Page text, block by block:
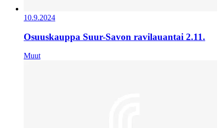
10.9.2024
Osuuskauppa Suur-Savon ravilauantai 2.11.
Muut